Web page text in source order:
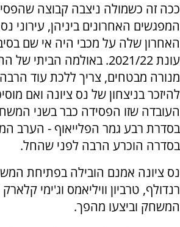
המפגשים האחרונים ביניהן, עירוני
האחרון שלה על מכבי היה אי שם
עונת 2021/22. באולמה
מנורה מבטחים, צריך ללכת עוד
להיזכר בניצחון של נס ציונה ואם
העובדה שזו הפסידה כבר בשני
בסדרת רבע גמר הפלייאוף - הערב
בסדרה הוכרע הרבה לפני שהחל.
נס ציונה אמנם הובילה בפתיחת
רנדולף, טרביון וויליאמס וג'ימי
המשחק וביצעו מהפך.